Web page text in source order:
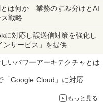
は何か 業務のすみ分けとAI
戦略
に対応し誤送信対策を強化し
ンサービス」を提供
いパワーアーキテクチャとは
「Google Cloud」に対応
もっと見る